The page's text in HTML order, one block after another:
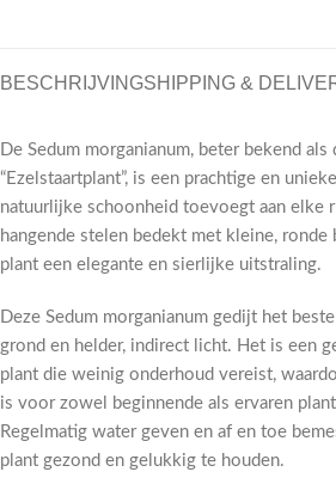
BESCHRIJVINGSHIPPING &
De Sedum morganianum, beter bekend als
“Ezelstaartplant”, is een prachtige en
natuurlijke schoonheid toevoegt aan elke
hangende stelen bedekt met kleine, ronde
plant een elegante en sierlijke uitstraling.
Deze Sedum morganianum gedijt het
grond en helder, indirect licht. Het is een
plant die weinig onderhoud vereist,
is voor zowel beginnende als ervaren
Regelmatig water geven en af en toe
plant gezond en gelukkig te houden.